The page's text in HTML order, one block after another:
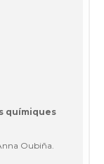
químiques
Oubiña.